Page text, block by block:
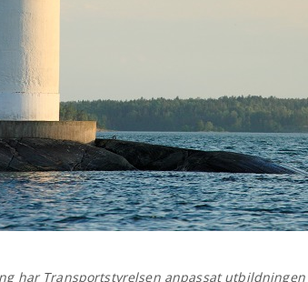
har Transportstyrelsen anpassat